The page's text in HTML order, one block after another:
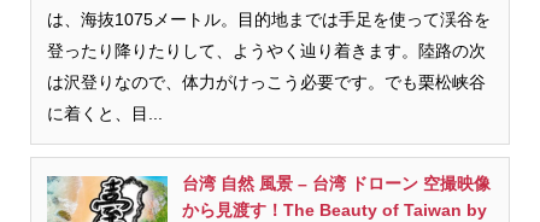
は、海抜1075メートル。目的地までは手足を使って渓谷を
登ったり降りたりして、ようやく辿り着きます。陸路の次
は沢登りなので、体力がけっこう必要です。でも栗松峡谷
に着くと、目...
台湾 自然 風景 – 台湾 ドローン 空撮映像
から見渡す！The Beauty of Taiwan by